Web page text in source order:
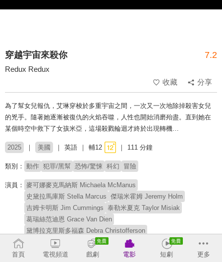
穿越宇宙來殺你 7.2
Redux Redux
收藏
分享
為了幫女兒報仇，艾琳穿梭於多重宇宙之間，一次又一次地除掉殺害女兒
的兇手。隨著她逐漸被復仇的火焰吞噬，人性也開始消磨殆盡。直到她在
某個時空中救下了女孩米亞，這場殺戮輪迴才終於出現轉機…
2025 美國 英語 輔12 111 分鐘
類別： 動作 犯罪/黑幫 恐怖/驚悚 科幻 冒險
演員： 麥可娜麥克馬納斯 Michaela McManus
史黛拉馬庫斯 Stella Marcus 傑瑞米霍姆 Jeremy Holm
吉姆卡明斯 Jim Cummings 泰勒米夏克 Taylor Misiak
葛瑞絲范迪恩 Grace Van Dien
黛博拉克里斯多福森 Debra Christofferson
丹德里泰勒 Dendrie Taylor 伊萊亨利 Ely Henry
大衛特雷爾 David Terrell
德瑞克亞歷山大 Derick Alexander
首頁 電視頻道 戲劇 電影 短劇 更多